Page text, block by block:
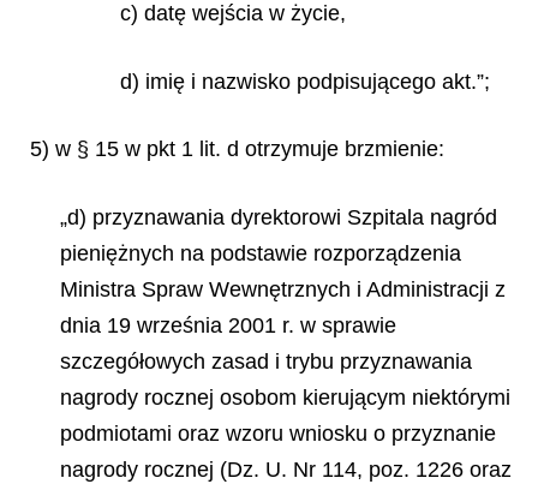
c) datę wejścia w życie,
d) imię i nazwisko podpisującego akt.”;
5) w § 15 w pkt 1 lit. d otrzymuje brzmienie:
„d) przyznawania dyrektorowi Szpitala nagród
pieniężnych na podstawie rozporządzenia
Ministra Spraw Wewnętrznych i Administracji z
dnia 19 września 2001 r. w sprawie
szczegółowych zasad i trybu przyznawania
nagrody rocznej osobom kierującym niektórymi
podmiotami oraz wzoru wniosku o przyznanie
nagrody rocznej (Dz. U. Nr 114, poz. 1226 oraz